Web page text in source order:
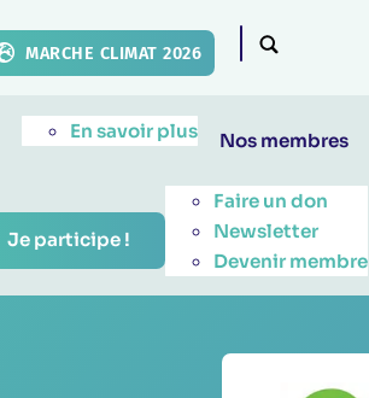
MARCHE CLIMAT 2026
En savoir plus Nos membres
Je participe !
Faire un don
Newsletter
Devenir membre